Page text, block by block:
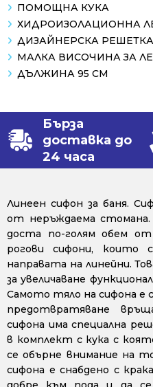
ПОМОЩНА КУКА
ХИДРОИЗОЛАЦИОННА
ДИЗАЙНЕРСКА РЕШЕТКА
МАЛКА ВИСОЧИНА ЗА
ДЪЛЖИНА 95 СМ
Бърза
доставка до
24 часа
Линеен сифон за баня.
от неръждаема
доста по-голям обем
рогови сифони, които
направата на линейни.
за увеличаване
Самото тяло на сифона е
предотвратяване
сифона има специална
в комплект с кука с
се обърне внимание на
сифона е снабдено с